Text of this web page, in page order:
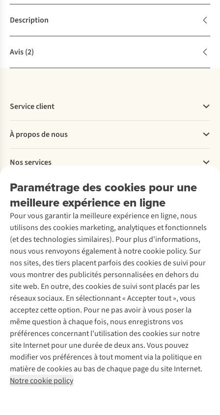
Description
Avis(2)
Paramétrage des cookies pour une
meilleure expérience en ligne
Pour vous garantir la meilleure expérience en ligne, nous
utilisons des cookies marketing, analytiques et fonctionnels
(et des technologies similaires). Pour plus d'informations,
nous vous renvoyons également à notre cookie policy. Sur
nos sites, des tiers placent parfois des cookies de suivi pour
vous montrer des publicités personnalisées en dehors du
site web. En outre, des cookies de suivi sont placés par les
réseaux sociaux. En sélectionnant « Accepter tout », vous
acceptez cette option. Pour ne pas avoir à vous poser la
même question à chaque fois, nous enregistrons vos
préférences concernant l’utilisation des cookies sur notre
site Internet pour une durée de deux ans. Vous pouvez
modifier vos préférences à tout moment via la politique en
matière de cookies au bas de chaque page du site Internet.
Notre cookie policy
Service client
Commander
Payer
Livraison
Rétractation d'une commande
Entretien & réparations
Garantie
Contactez-nous
À propos de nous
Explore More
À propos d’Ayacucho
Nos magasins
À propos d’A.S.Adventure
Déclaration d'accessibilité
Nos services
Location / Location sports d’hiver
Entretien de ski
Service de lavage
Entretien de chaussures
Réparation de chaussures
Réparation de vêtements
Retouches
Pour les entreprises
Découvrez
A.S.Magazine
Explore Camp
Gear Check
Expertise & conseils
Abonnez-vous à la newsletter
Suivez-nous
Mentions légales
Politique de confidentialité
Conditions générales
Cookie Policy
AS Adventure Luxemburg SA,